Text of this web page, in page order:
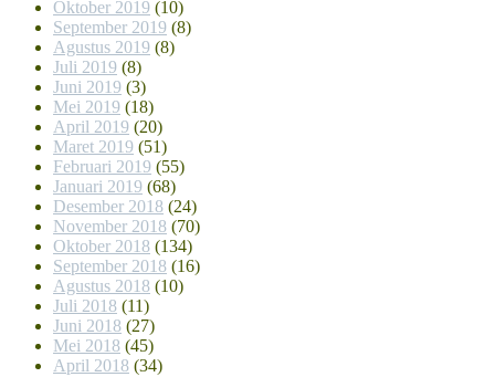
Oktober 2019 (10)
September 2019 (8)
Agustus 2019 (8)
Juli 2019 (8)
Juni 2019 (3)
Mei 2019 (18)
April 2019 (20)
Maret 2019 (51)
Februari 2019 (55)
Januari 2019 (68)
Desember 2018 (24)
November 2018 (70)
Oktober 2018 (134)
September 2018 (16)
Agustus 2018 (10)
Juli 2018 (11)
Juni 2018 (27)
Mei 2018 (45)
April 2018 (34)